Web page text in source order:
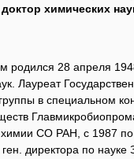
химических
родился 28 апреля
Лауреат
в специальном
химии СО РАН, с 1987
ген. директора по